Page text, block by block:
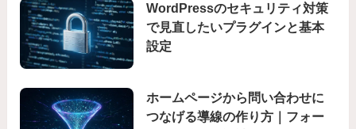
WordPressのセキュリティ対策
で見直したいプラグインと基本
設定
ホームページから問い合わせに
つなげる導線の作り方｜フォー